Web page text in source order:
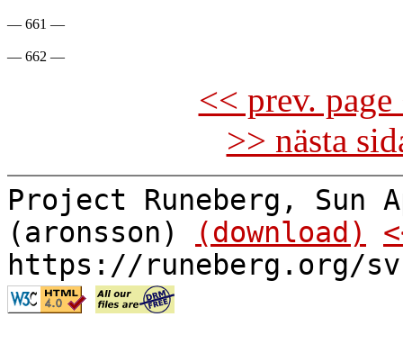
— 661 —
<< prev.
>> nästa
Project Runeberg, Sun
(aronsson)
(download)
https://runeberg.org/